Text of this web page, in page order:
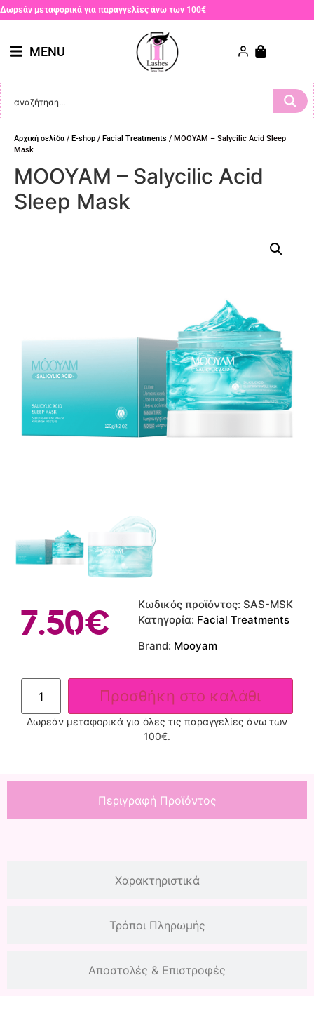
Δωρεάν μεταφορικά για παραγγελίες άνω των 100€
MENU
Αρχική σελίδα / E-shop / Facial Treatments / MOOYAM – Salycilic Acid Sleep
Mask
MOOYAM – Salycilic Acid
Sleep Mask
7.50€ Κωδικός προϊόντος: SAS-MSK
Κατηγορία: Facial Treatments
Brand: Mooyam
Προσθήκη στο καλάθι
Δωρεάν μεταφορικά για όλες τις παραγγελίες άνω των
100€.
Περιγραφή Προϊόντος
Χαρακτηριστικά
Τρόποι Πληρωμής
Αποστολές & Επιστροφές